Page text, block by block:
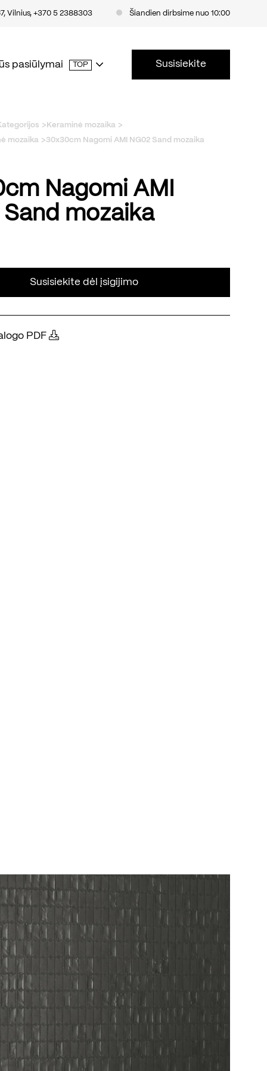
Vilnius, +370 5 2388303 Šiandien dirbsime nuo 10:00
pasiūlymai TOP Susisiekite
Keraminė mozaika
mozaika
30x30cm Nagomi AMI NG02 Sand mozaika
Nagomi AMI
mozaika
Susisiekite dėl įsigijimo
PDF